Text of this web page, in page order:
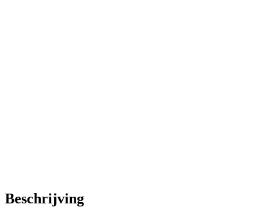
Beschrijving